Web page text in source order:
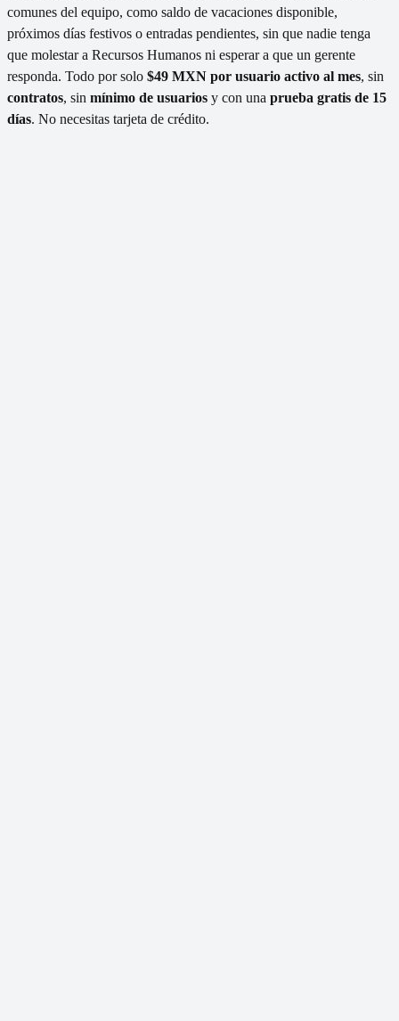
comunes del equipo, como saldo de vacaciones disponible,
próximos días festivos o entradas pendientes, sin que nadie tenga
que molestar a Recursos Humanos ni esperar a que un gerente
responda. Todo por solo $49 MXN por usuario activo al mes, sin
contratos, sin mínimo de usuarios y con una prueba gratis de 15
días. No necesitas tarjeta de crédito.